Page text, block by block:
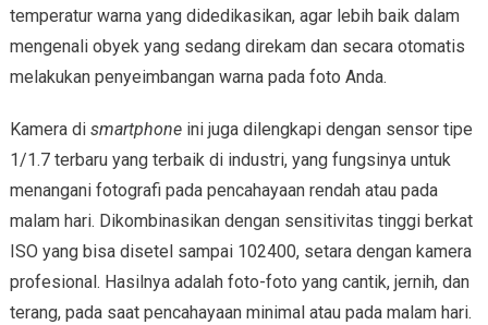
temperatur warna yang didedikasikan, agar lebih baik dalam
mengenali obyek yang sedang direkam dan secara otomatis
melakukan penyeimbangan warna pada foto Anda.
Kamera di smartphoneini juga dilengkapi dengan sensor tipe
1/1.7 terbaru yang terbaik di industri, yang fungsinya untuk
menangani fotografi pada pencahayaan rendah atau pada
malam hari. Dikombinasikan dengan sensitivitas tinggi berkat
ISO yang bisa disetel sampai 102400, setara dengan kamera
profesional. Hasilnya adalah foto-foto yang cantik, jernih, dan
terang, pada saat pencahayaan minimal atau pada malam hari.